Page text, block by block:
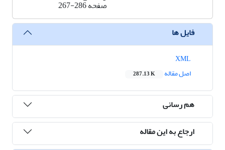
صفحه267-286
فایل ها
اصل مقاله
287.13 K
هم رسانی
ارجاع به این مقاله